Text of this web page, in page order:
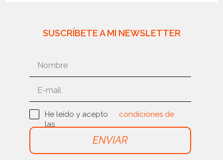
SUSCRÍBETE A MI NEWSLETTER
ENVIAR
He leído y acepto
las
condiciones de